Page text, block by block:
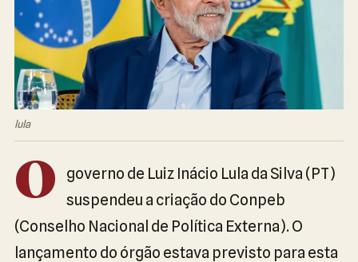
lula
O
governo de Luiz Inácio Lula da Silva (PT)
suspendeu a criação do Conpeb
(Conselho Nacional de Política Externa). O
lançamento do órgão estava previsto para esta